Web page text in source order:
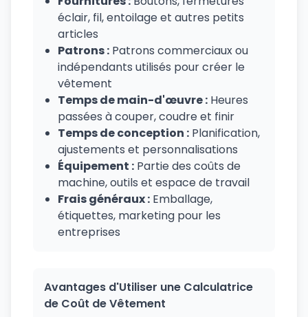
éclair, fil, entoilage et autres petits
articles
Patrons : Patrons commerciaux ou
indépendants utilisés pour créer le
vêtement
Temps de main-d'œuvre : Heures
passées à couper, coudre et finir
Temps de conception : Planification,
ajustements et personnalisations
Équipement : Partie des coûts de
machine, outils et espace de travail
Frais généraux : Emballage,
étiquettes, marketing pour les
entreprises
Avantages d'Utiliser une Calculatrice
de Coût de Vêtement